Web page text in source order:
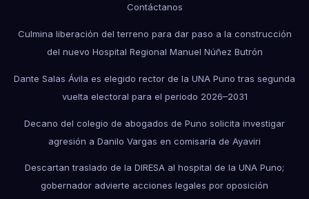
Contáctanos
Culmina liberación del terreno para dar paso a la construcción
del nuevo Hospital Regional Manuel Núñez Butrón
Dante Salas Ávila es elegido rector de la UNA Puno tras segunda
vuelta electoral para el periodo 2026–2031
Decano del colegio de abogados de Puno solicita investigar
agresión a Danilo Vargas en comisaría de Ayaviri
Descartan traslado de la DIRESA al hospital de la UNA Puno;
gobernador advierte acciones legales por oposición